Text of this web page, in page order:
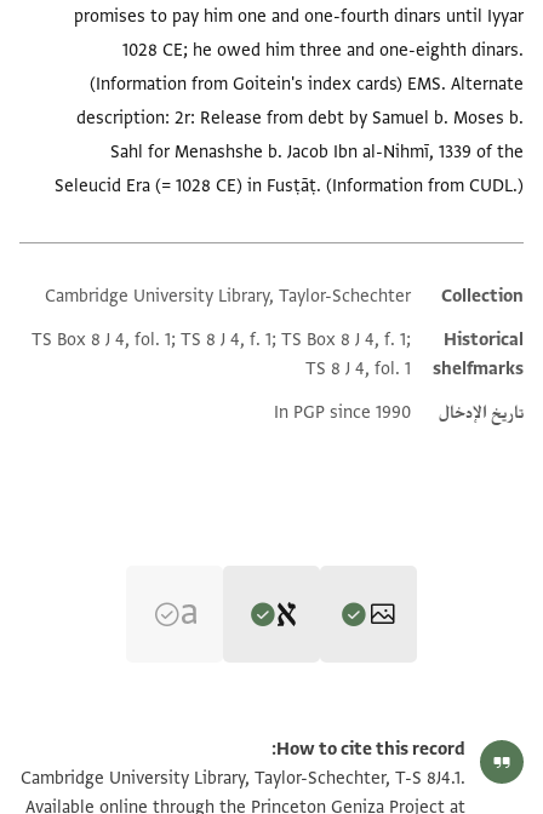
promises to pay him one and one-fourth dinars until Iyyar
1028 CE; he owed him three and one-eighth dinars.
(Information from Goitein's index cards) EMS. Alternate
description: 2r: Release from debt by Samuel b. Moses b.
Sahl for Menashshe b. Jacob Ibn al-Nihmī, 1339 of the
Seleucid Era (= 1028 CE) in Fusṭāṭ. (Information from CUDL.)
Additional metadata
Collection
Cambridge University Library, Taylor-Schechter
Historical
shelfmarks
TS Box 8 J 4, fol. 1; TS 8 J 4, f. 1; TS Box 8 J 4, f. 1;
TS 8 J 4, fol. 1
تاريخ الإدخال
In PGP since 1990
S. D. Goitein's unpublished edition (1950–85).
חצר מ שמואל בר משה בר סהל [
למ מנשה בר יעקב בן אלנהמי ב
T-S 8J4.1 1r تكبير و تدوير
How to cite this record:
Cambridge University Library, Taylor-Schechter, T-S 8J4.1.
Available online through the Princeton Geniza Project at